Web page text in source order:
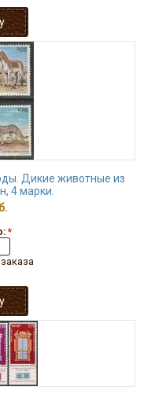
Дикие животные из
4 марки.
*